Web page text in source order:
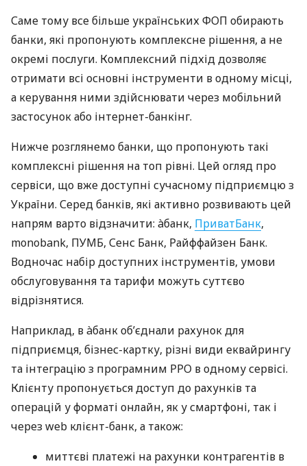
Саме тому все більше українських ФОП обирають
банки, які пропонують комплексне рішення, а не
окремі послуги. Комплексний підхід дозволяє
отримати всі основні інструменти в одному місці,
а керування ними здійснювати через мобільний
застосунок або інтернет-банкінг.
Нижче розглянемо банки, що пропонують такі
комплексні рішення на топ рівні. Цей огляд про
сервіси, що вже доступні сучасному підприємцю з
України. Серед банків, які активно розвивають цей
напрям варто відзначити: àбанк, ПриватБанк,
monobank, ПУМБ, Сенс Банк, Райффайзен Банк.
Водночас набір доступних інструментів, умови
обслуговування та тарифи можуть суттєво
відрізнятися.
Наприклад, в àбанк об’єднали рахунок для
підприємця, бізнес-картку, різні види еквайрингу
та інтеграцію з програмним РРО в одному сервісі.
Клієнту пропонується доступ до рахунків та
операцій у форматі онлайн, як у смартфоні, так і
через web клієнт-банк, а також:
миттєві платежі на рахунки контрагентів в